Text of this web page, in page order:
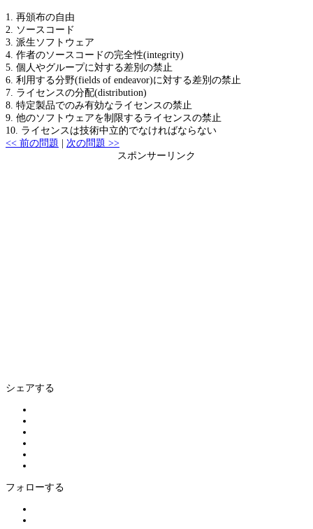
1. 再頒布の自由
2. ソースコード
3. 派生ソフトウェア
4. 作者のソースコードの完全性(integrity)
5. 個人やグループに対する差別の禁止
6. 利用する分野(fields of endeavor)に対する差別の禁止
7. ライセンスの分配(distribution)
8. 特定製品でのみ有効なライセンスの禁止
9. 他のソフトウェアを制限するライセンスの禁止
10. ライセンスは技術中立的でなければならない
<< 前の問題
次の問題 >>
スポンサーリンク
シェアする
フォローする